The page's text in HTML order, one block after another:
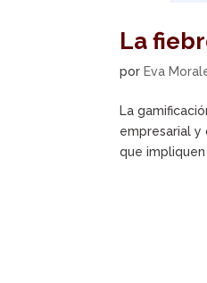
La
por Eva
La
empresarial y
que